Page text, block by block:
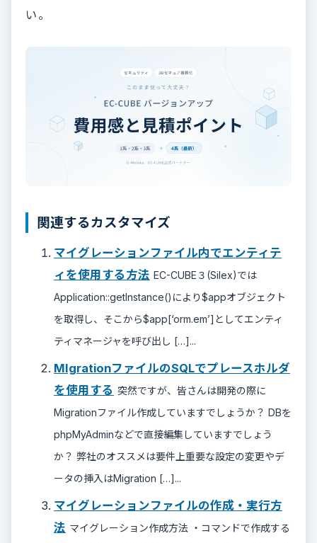
い。
関連するカスタマイズ
マイグレーションファイル内でエンティテ
ィを使用する方法 EC-CUBE３(Silex)では
Application::getInstance()により$appオブジェクト
を取得し、そこから$app[‘orm.em’]としてエンティ
ティマネージャを呼び出し […]...
MIgrationファイルのSQLでプレースホルダ
を使用する 突然ですが、皆さんは開発の際に
Migrationファイル作成していますでしょうか？ DBを
phpMyAdminなどで直接編集していますでしょう
か？ 弊社のオススメは要件上重要な設定の変更やデ
ータの挿入はMigration […]...
マイグレーションファイルの作成・実行方
法 マイグレーション作成方法 ・コマンドで作成する